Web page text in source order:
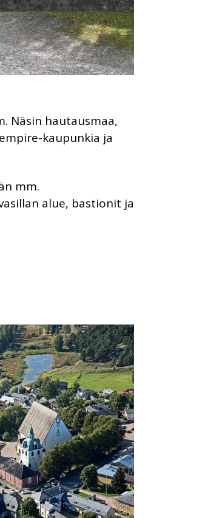
Näsin hautausmaa,
kaupunkia ja
mm.
alue, bastionit ja